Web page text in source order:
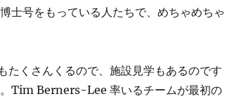
士号をもっている人たちで、めちゃめちゃ
たくさんくるので、施設見学もあるのです
Tim Berners-Lee 率いるチームが最初の